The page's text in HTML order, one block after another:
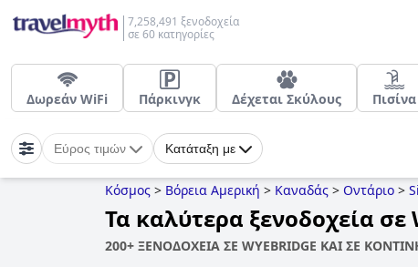
7,258,491 ξενοδοχεία
σε 60 κατηγορίες
Δωρεάν WiFi Πάρκινγκ Δέχεται Σκύλους Πισίνα
Εύρος τιμών Κατάταξη με
Κόσμος > Βόρεια Αμερική > Καναδάς > Οντάριο >
Τα καλύτερα ξενοδοχεία
200+ ΞΕΝΟΔΟΧΕΙΑ ΣΕ WYEBRIDGE ΚΑΙ ΣΕ